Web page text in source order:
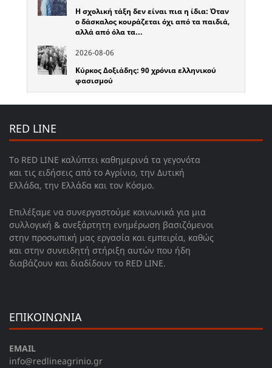
Η σχολική τάξη δεν είναι πια η ίδια: Όταν
ο δάσκαλος κουράζεται όχι από τα παιδιά,
αλλά από όλα τα…
2026-08-06
Κύρκος Δοξιάδης: 90 χρόνια ελληνικού
φασισμού
RED LINE
Το RED LINE καλύπτει καθημερινά τα γεγονότα
και τις ειδήσεις από το Αγρίνιο, την Δυτική
Ελλάδα, την Ελλάδα και τον Κόσμο.
Επιλέξαμε να συνεργαστούμε κοινωνικά για μια
συλλογική & ανεξάρτητη ενημέρωση βασιζόμενοι
στην προσωπική μας εργασία και εμπειρία, καθώς
και στην συνειδητή στήριξη αυτών που ήδη
διαβάζουν και διαδίδουν το RED LINE.
ΕΠΙΚΟΙΝΩΝΙΑ
EMAIL
info@redlineagrinio.gr